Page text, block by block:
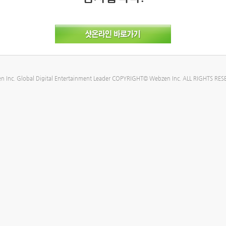
Inc. Global Digital Entertainment Leader COPYRIGHT© Webzen Inc. ALL RIGHTS